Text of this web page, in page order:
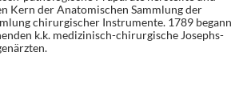
Kern der Anatomischen Sammlung der
chirurgischer Instrumente. 1789 begann
k.k. medizinisch-chirurgische Josephs-